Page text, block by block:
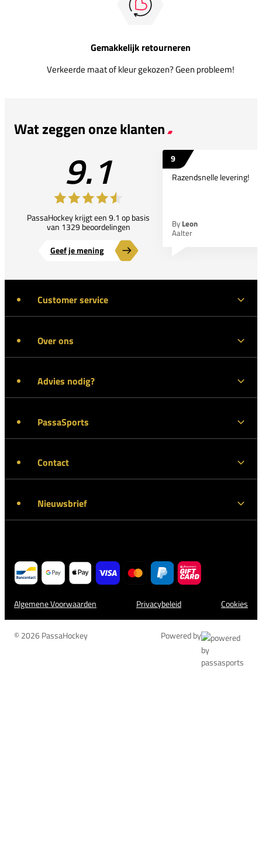
Gemakkelijk retourneren
Verkeerde maat of kleur gekozen? Geen probleem!
Wat zeggen onze klanten
9.1
PassaHockey krijgt een 9.1 op basis
van 1329 beoordelingen
Geef je mening
9
Razendsnelle levering!
By Leon
Aalter
Customer service
Over ons
Advies nodig?
PassaSports
Contact
Nieuwsbrief
Algemene Voorwaarden Privacybeleid Cookies
© 2026 PassaHockey Powered by